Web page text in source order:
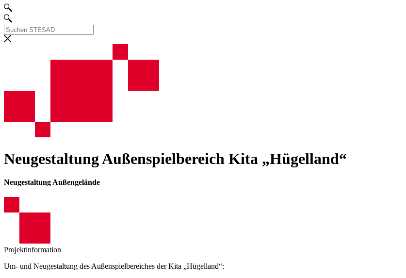
Neugestaltung Außenspielbereich Kita „Hügelland“
Neugestaltung Außengelände
Projektinformation
Um- und Neugestaltung des Außenspielbereiches der Kita „Hügelland“: